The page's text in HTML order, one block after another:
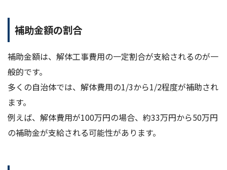
補助金額の割合
補助金額は、解体工事費用の一定割合が支給されるのが一
般的です。
多くの自治体では、解体費用の1/3から1/2程度が補助され
ます。
例えば、解体費用が100万円の場合、約33万円から50万円
の補助金が支給される可能性があります。